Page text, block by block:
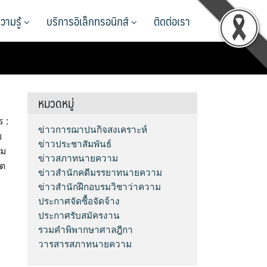
ามรู้ บริการอิเล็กทรอนิกส์ ติดต่อเรา
:
หมวดหมู่
ข่าวการฌาปนกิจสงเคราะห์
ข่าวประชาสัมพันธ์
ข่าวสภาทนายความ
ข่าวสำนักคดีมรรยาทนายความ
ข่าวสำนักฝึกอบรมวิชาว่าความ
ประกาศจัดซื้อจัดจ้าง
ประกาศรับสมัครงาน
รวมคำพิพากษาศาลฎีกา
วารสารสภาทนายความ